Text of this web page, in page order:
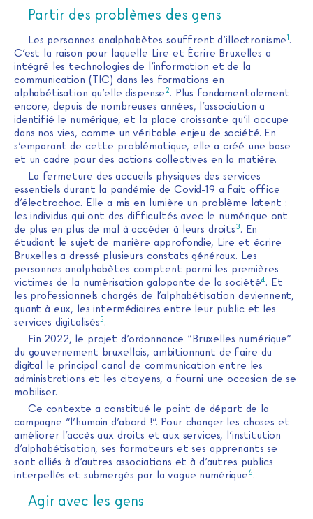
Partir des problèmes des gens
Les personnes analphabètes souffrent d’illectronisme1.
C’est la raison pour laquelle Lire et Écrire Bruxelles a
intégré les technologies de l’information et de la
communication (TIC) dans les formations en
alphabétisation qu’elle dispense2. Plus fondamentalement
encore, depuis de nombreuses années, l’association a
identifié le numérique, et la place croissante qu’il occupe
dans nos vies, comme un véritable enjeu de société. En
s’emparant de cette problématique, elle a créé une base
et un cadre pour des actions collectives en la matière.
La fermeture des accueils physiques des services
essentiels durant la pandémie de Covid-19 a fait office
d’électrochoc. Elle a mis en lumière un problème latent :
les individus qui ont des difficultés avec le numérique ont
de plus en plus de mal à accéder à leurs droits3. En
étudiant le sujet de manière approfondie, Lire et écrire
Bruxelles a dressé plusieurs constats généraux. Les
personnes analphabètes comptent parmi les premières
victimes de la numérisation galopante de la société4. Et
les professionnels chargés de l’alphabétisation deviennent,
quant à eux, les intermédiaires entre leur public et les
services digitalisés5.
Fin 2022, le projet d’ordonnance “Bruxelles numérique”
du gouvernement bruxellois, ambitionnant de faire du
digital le principal canal de communication entre les
administrations et les citoyens, a fourni une occasion de se
mobiliser.
Ce contexte a constitué le point de départ de la
campagne “l’humain d’abord !”. Pour changer les choses et
améliorer l’accès aux droits et aux services, l’institution
d’alphabétisation, ses formateurs et ses apprenants se
sont alliés à d’autres associations et à d’autres publics
interpellés et submergés par la vague numérique6.
Agir avec les gens